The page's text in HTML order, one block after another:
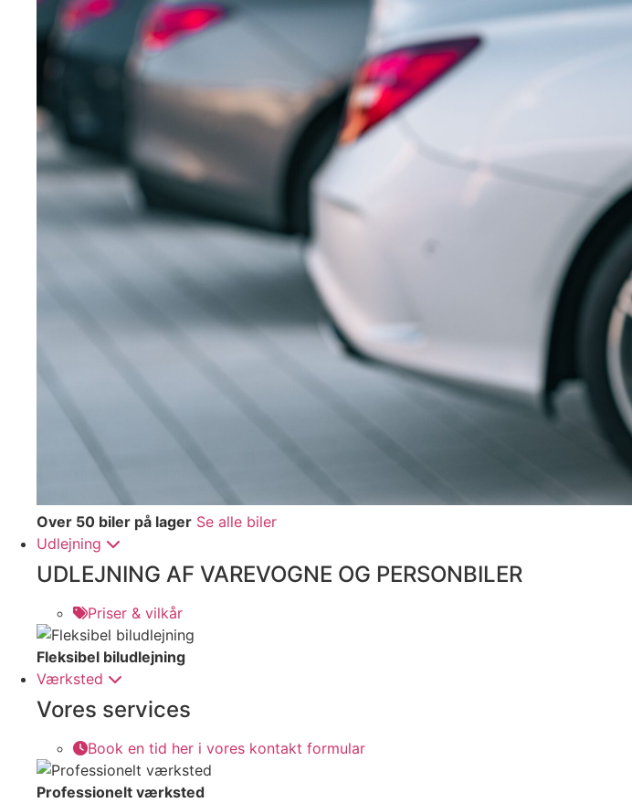
Over 50 biler på lager Se alle biler
Udlejning
UDLEJNING AF VAREVOGNE OG PERSONBILER
Priser & vilkår
Fleksibel biludlejning
Værksted
Vores services
Book en tid her i vores kontakt formular
Professionelt værksted